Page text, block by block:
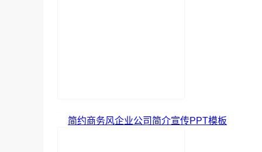
简约商务风企业公司简介宣传PPT模板